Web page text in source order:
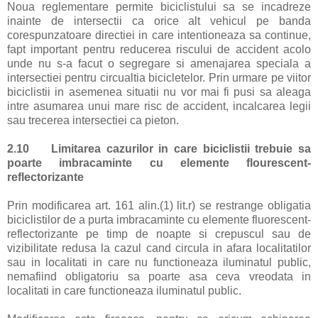
Noua reglementare permite biciclistului sa se incadreze
inainte de intersectii ca orice alt vehicul pe banda
corespunzatoare directiei in care intentioneaza sa continue,
fapt important pentru reducerea riscului de accident acolo
unde nu s-a facut o segregare si amenajarea speciala a
intersectiei pentru circualtia bicicletelor. Prin urmare pe viitor
biciclistii in asemenea situatii nu vor mai fi pusi sa aleaga
intre asumarea unui mare risc de accident, incalcarea legii
sau trecerea intersectiei ca pieton.
2.10
Limitarea cazurilor in care biciclistii trebuie sa
poarte imbracaminte cu elemente flourescent-
reflectorizante
Prin modificarea art. 161 alin.(1) lit.r) se restrange obligatia
biciclistilor de a purta imbracaminte cu elemente fluorescent-
reflectorizante pe timp de noapte si crepuscul sau de
vizibilitate redusa la cazul cand circula in afara localitatilor
sau in localitati in care nu functioneaza iluminatul public,
nemafiind obligatoriu sa poarte asa ceva vreodata in
localitati in care functioneaza iluminatul public.